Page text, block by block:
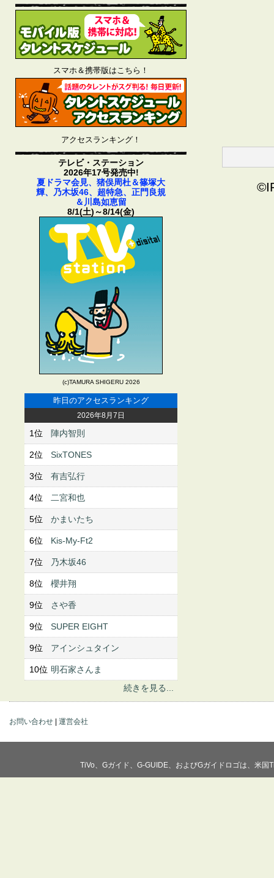
スマホ＆携帯版はこちら！
アクセスランキング！
テレビ・ステーション
2026年17号発売中!
夏ドラマ会見、猪俣周杜＆篠塚大
輝、乃木坂46、超特急、正門良規
＆川島如恵留
8/1(土)～8/14(金)
(c)TAMURA SHIGERU 2026
昨日のアクセスランキング
2026年8月7日
1位 陣内智則
2位 SixTONES
3位 有吉弘行
4位 二宮和也
5位 かまいたち
6位 Kis-My-Ft2
7位 乃木坂46
8位 櫻井翔
9位 さや香
9位 SUPER EIGHT
9位 アインシュタイン
10位 明石家さんま
続きを見る...
お問い合わせ 運営会社
TiVo、Gガイド、G-GUIDE、およびGガイドロゴは、米